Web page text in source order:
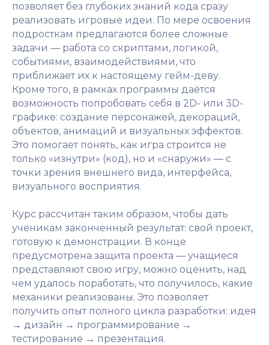
позволяет без глубоких знаний кода сразу
реализовать игровые идеи. По мере освоения
подросткам предлагаются более сложные
задачи — работа со скриптами, логикой,
событиями, взаимодействиями, что
приближает их к настоящему гейм-деву.
Кроме того, в рамках программы даётся
возможность попробовать себя в 2D- или 3D-
графике: создание персонажей, декораций,
объектов, анимаций и визуальных эффектов.
Это помогает понять, как игра строится не
только «изнутри» (код), но и «снаружи» — с
точки зрения внешнего вида, интерфейса,
визуального восприятия.
Курс рассчитан таким образом, чтобы дать
ученикам законченный результат: свой проект,
готовую к демонстрации. В конце
предусмотрена защита проекта — учащиеся
представляют свою игру, можно оценить, над
чем удалось поработать, что получилось, какие
механики реализованы. Это позволяет
получить опыт полного цикла разработки: идея
→ дизайн → программирование →
тестирование → презентация.